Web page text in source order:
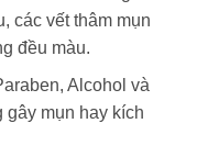
các vết thâm mụn
đều màu.
Alcohol và
gây mụn hay kích